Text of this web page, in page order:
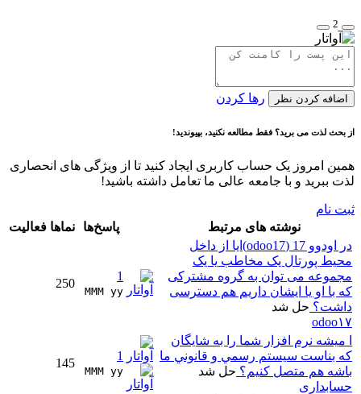
2
اضافه کردن نظر رها کردن
از بحث لذت می برید؟ فقط مطالعه نکنید، بپیوندید!
همین امروز یک حساب کاربری ایجاد کنید تا از ویژگی های انحصاری
لذت ببرید و با جامعه عالی ما تعامل داشته باشید!
ثبت نام
نوشته های مرتبط
پاسخ‌ها نماها فعالیت
در اودوو 17 (odoo17)ایا از داخل
محیط پورتال یک مخاطب یا یک
مجموعه می توان به گروه مشترکی
که با او یا ایشان داریم هم دسترسی
داشت؟ حل شد
odoo۱۷
1
MMM yy
250
ا ميشه نرم افزار شما را به شايگان
كه بناست سيستم رسمي و قانوني ما
باشه هم متصل كنيم؟ حل شد
حسابداری
1
MMM yy
145